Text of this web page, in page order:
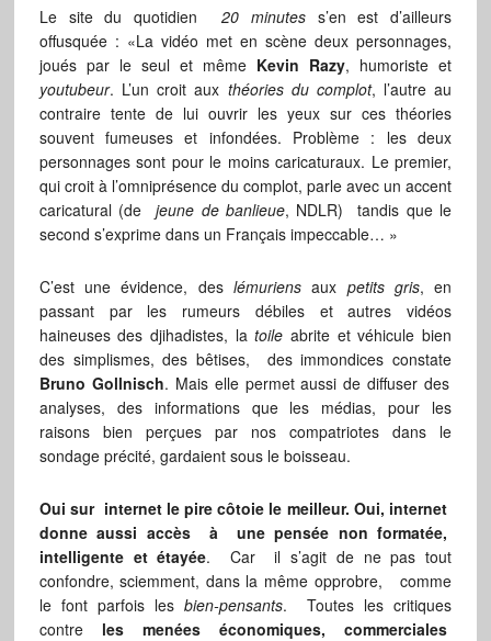
Le site du quotidien 20 minutess’en est d’ailleurs
offusquée : «La vidéo met en scène deux personnages,
joués par le seul et même Kevin Razy, humoriste et
youtubeur. L’un croit aux théories du complot, l’autre au
contraire tente de lui ouvrir les yeux sur ces théories
souvent fumeuses et infondées. Problème : les deux
personnages sont pour le moins caricaturaux. Le premier,
qui croit à l’omniprésence du complot, parle avec un accent
caricatural (dejeune de banlieue, NDLR) tandis que le
second s’exprime dans un Français impeccable… »
C’est une évidence, deslémuriens aux petits gris, en
passant par les rumeurs débiles et autres vidéos
haineuses des djihadistes, latoile abrite et véhicule bien
des simplismes, des bêtises, des immondices constate
Bruno Gollnisch. Mais elle permet aussi de diffuser des
analyses, des informations que les médias, pour les
raisons bien perçues par nos compatriotes dans le
sondage précité, gardaient sous le boisseau.
Oui sur internet le pire côtoie le meilleur. Oui, internet
donne aussi accès à une pensée non formatée,
intelligente et étayée. Car il s’agit de ne pas tout
confondre, sciemment, dans la même opprobre, comme
le font parfois lesbien-pensants. Toutes les critiques
contre les menées économiques, commerciales